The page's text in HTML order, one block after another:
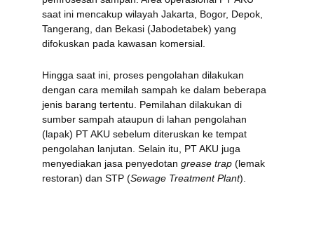
saat ini mencakup wilayah Jakarta, Bogor, Depok,
Tangerang, dan Bekasi (Jabodetabek) yang
difokuskan pada kawasan komersial.
Hingga saat ini, proses pengolahan dilakukan
dengan cara memilah sampah ke dalam beberapa
jenis barang tertentu. Pemilahan dilakukan di
sumber sampah ataupun di lahan pengolahan
(lapak) PT AKU sebelum diteruskan ke tempat
pengolahan lanjutan. Selain itu, PT AKU juga
menyediakan jasa penyedotan grease trap (lemak
restoran) dan STP (Sewage Treatment Plant).